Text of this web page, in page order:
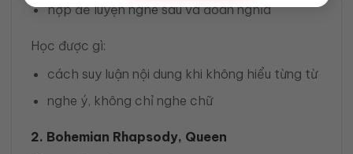
hợp để luyện nghe sâu và đoán nghĩa
Học được gì:
cách suy luận nội dung khi không hiểu từng từ
nghe ý, không chỉ nghe chữ
2. Bohemian Rhapsody, Queen